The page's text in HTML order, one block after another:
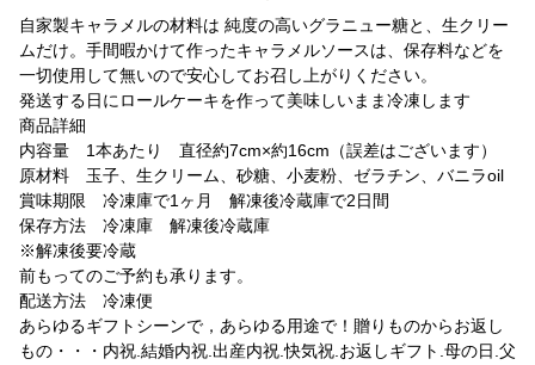
自家製キャラメルの材料は 純度の高いグラニュー糖と、生クリー
ムだけ。手間暇かけて作ったキャラメルソースは、保存料などを
一切使用して無いので安心してお召し上がりください。
発送する日にロールケーキを作って美味しいまま冷凍します
商品詳細
内容量 1本あたり 直径約7cm×約16cm（誤差はございます）
原材料 玉子、生クリーム、砂糖、小麦粉、ゼラチン、バニラoil
賞味期限 冷凍庫で1ヶ月 解凍後冷蔵庫で2日間
保存方法 冷凍庫 解凍後冷蔵庫
※解凍後要冷蔵
前もってのご予約も承ります。
配送方法 冷凍便
あらゆるギフトシーンで，あらゆる用途で！贈りものからお返し
もの・・・内祝.結婚内祝.出産内祝.快気祝.お返しギフト.母の日.父